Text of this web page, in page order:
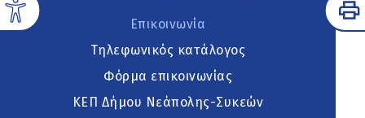
Επικοινωνία
Τηλεφωνικός κατάλογος
Φόρμα επικοινωνίας
ΚΕΠ Δήμου Νεάπολης-Συκεών